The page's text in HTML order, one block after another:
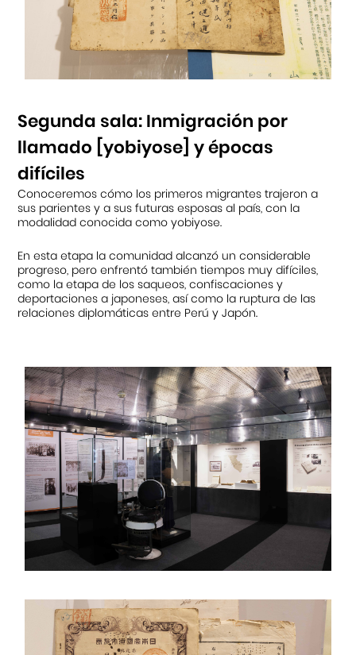
Segunda sala: Inmigración por
llamado [yobiyose] y épocas
difíciles
Conoceremos cómo los primeros migrantes trajeron a
sus parientes y a sus futuras esposas al país, con la
modalidad conocida como yobiyose.
En esta etapa la comunidad alcanzó un considerable
progreso, pero enfrentó también tiempos muy difíciles,
como la etapa de los saqueos, confiscaciones y
deportaciones a japoneses, así como la ruptura de las
relaciones diplomáticas entre Perú y Japón.